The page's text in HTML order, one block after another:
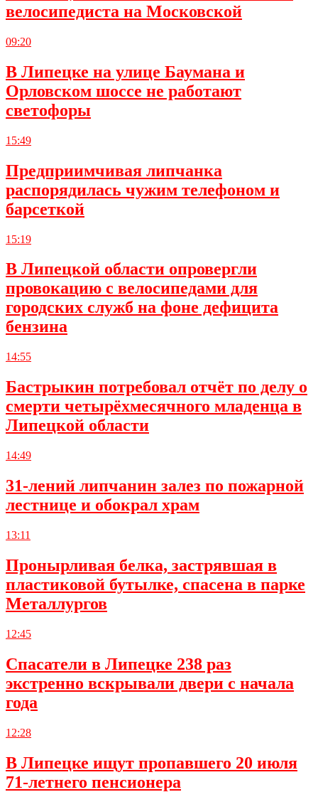
велосипедиста на Московской
09:20
В Липецке на улице Баумана и
Орловском шоссе не работают
светофоры
15:49
Предприимчивая липчанка
распорядилась чужим телефоном и
барсеткой
15:19
В Липецкой области опровергли
провокацию с велосипедами для
городских служб на фоне дефицита
бензина
14:55
Бастрыкин потребовал отчёт по делу о
смерти четырёхмесячного младенца в
Липецкой области
14:49
31-лений липчанин залез по пожарной
лестнице и обокрал храм
13:11
Пронырливая белка, застрявшая в
пластиковой бутылке, спасена в парке
Металлургов
12:45
Спасатели в Липецке 238 раз
экстренно вскрывали двери с начала
года
12:28
В Липецке ищут пропавшего 20 июля
71-летнего пенсионера